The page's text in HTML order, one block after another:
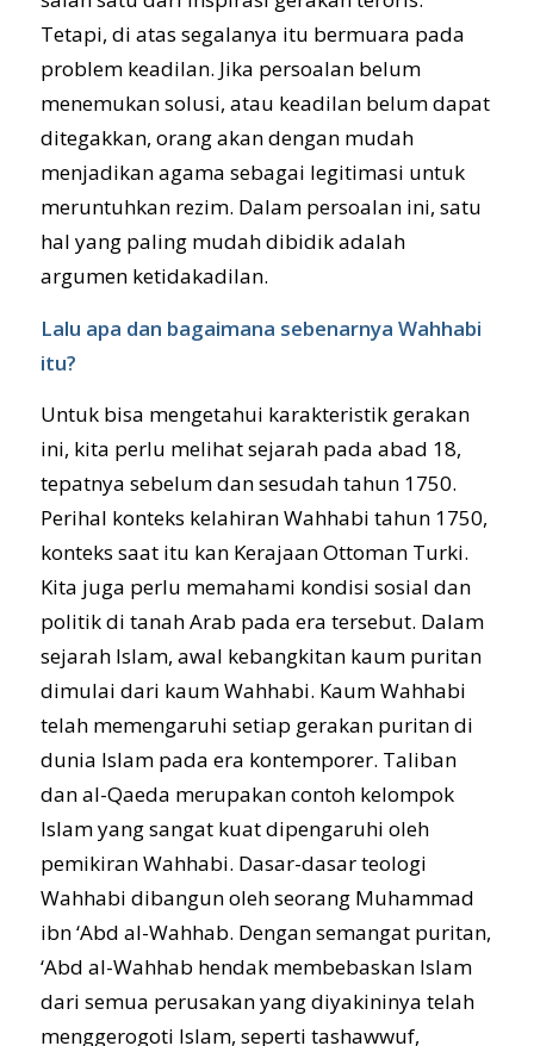
Tetapi, di atas segalanya itu bermuara pada
problem keadilan. Jika persoalan belum
menemukan solusi, atau keadilan belum dapat
ditegakkan, orang akan dengan mudah
menjadikan agama sebagai legitimasi untuk
meruntuhkan rezim. Dalam persoalan ini, satu
hal yang paling mudah dibidik adalah
argumen ketidakadilan.
Lalu apa dan bagaimana sebenarnya Wahhabi
itu?
Untuk bisa mengetahui karakteristik gerakan
ini, kita perlu melihat sejarah pada abad 18,
tepatnya sebelum dan sesudah tahun 1750.
Perihal konteks kelahiran Wahhabi tahun 1750,
konteks saat itu kan Kerajaan Ottoman Turki.
Kita juga perlu memahami kondisi sosial dan
politik di tanah Arab pada era tersebut. Dalam
sejarah Islam, awal kebangkitan kaum puritan
dimulai dari kaum Wahhabi. Kaum Wahhabi
telah memengaruhi setiap gerakan puritan di
dunia Islam pada era kontemporer. Taliban
dan al-Qaeda merupakan contoh kelompok
Islam yang sangat kuat dipengaruhi oleh
pemikiran Wahhabi. Dasar-dasar teologi
Wahhabi dibangun oleh seorang Muhammad
ibn ‘Abd al-Wahhab. Dengan semangat puritan,
‘Abd al-Wahhab hendak membebaskan Islam
dari semua perusakan yang diyakininya telah
menggerogoti Islam, seperti tashawwuf,